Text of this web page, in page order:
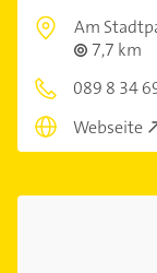
Am
7,7 km
089 8 34
Webseite